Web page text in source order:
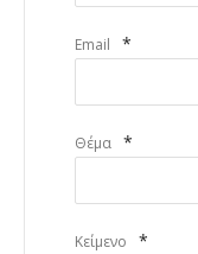
Email *
Θέμα *
Κείμενο *